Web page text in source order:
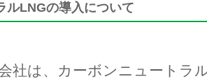
ルLNGの導入について
社は、カーボンニュートラ